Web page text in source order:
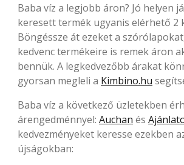
Baba víz a legjobb áron? Jó helyen
keresett termék ugyanis elérhető 2
Böngéssze át ezeket a
kedvenc termékeire is remek áron
bennük. A legkedvezőbb árakat
gyorsan megleli a Kimbino.hu
Baba víz a következő üzletekben
árengedménnyel: Auchan és
kedvezményeket keresse ezekben
újságokban: